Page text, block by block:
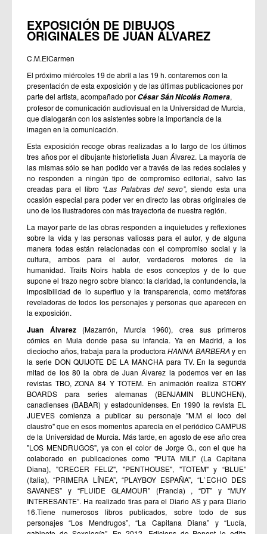
EXPOSICIÓN DE DIBUJOS
ORIGINALES DE JUAN ÁLVAREZ
C.M.ElCarmen
El próximo miércoles 19 de abril a las 19 h. contaremos con la
presentación de esta exposición y de las últimas publicaciones por
parte del artista, acompañado porCésar Sán Nicolás Romera,
profesor de comunicación audiovisual en la Universidad de Murcia,
que dialogarán con los asistentes sobre la importancia de la
imagen en la comunicación.
Esta exposición recoge obras realizadas a lo largo de los últimos
tres años por el dibujante historietista Juan Álvarez. La mayoría de
las mismas sólo se han podido ver a través de las redes sociales y
no responden a ningún tipo de compromiso editorial, salvo las
creadas para el libro “Las Palabras del sexo”, siendo esta una
ocasión especial para poder ver en directo las obras originales de
uno de los ilustradores con más trayectoria de nuestra región.
La mayor parte de las obras responden a inquietudes y reflexiones
sobre la vida y las personas valiosas para el autor, y de alguna
manera todas están relacionadas con el compromiso social y la
cultura, ambos para el autor, verdaderos motores de la
humanidad. Traits Noirs habla de esos conceptos y de lo que
supone el trazo negro sobre blanco: la claridad, la contundencia, la
imposibilidad de lo superfluo y la transparencia, como metáforas
reveladoras de todos los personajes y personas que aparecen en
la exposición.
Juan Álvarez
(Mazarrón, Murcia 1960), crea sus primeros
cómics en Mula donde pasa su infancia. Ya en Madrid, a los
dieciocho años, trabaja para la productoraHANNA BARBERA y en
la serie DON QUIJOTE DE LA MANCHA para TV. En la segunda
mitad de los 80 la obra de Juan Álvarez la podemos ver en las
revistas TBO, ZONA 84 Y TOTEM. En animación realiza STORY
BOARDS para series alemanas (BENJAMIN BLUNCHEN),
canadienses (BABAR) y estadounidenses. En 1990 la revista EL
JUEVES comienza a publicar su personaje "M.M el loco del
claustro" que en esos momentos aparecía en el periódico CAMPUS
de la Universidad de Murcia. Más tarde, en agosto de ese año crea
"LOS MENDRUGOS", ya con el color de Jorge G., con el que ha
colaborado en publicaciones como "PUTA MILI" (La Capitana
Diana), "CRECER FELIZ", "PENTHOUSE", "TOTEM" y “BLUE”
(Italia), “PRIMERA LÍNEA”, “PLAYBOY ESPAÑA”, “L`ECHO DES
SAVANES” y “FLUIDE GLAMOUR” (Francia) , “DT” y “MUY
INTERESANTE”. Ha realizado tiras para el Diario AS y para Diario
16.Tiene numerosos libros publicados, sobre todo de sus
personajes “Los Mendrugos”, “La Capitana Diana” y “Lucía,